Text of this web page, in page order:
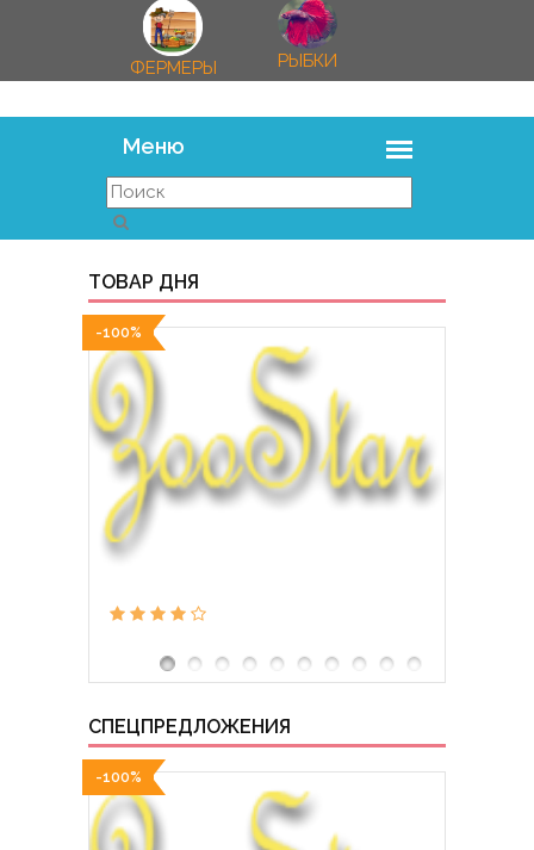
ФЕРМЕРЫ РЫБКИ
ТОВАР ДНЯ
-100%
СПЕЦПРЕДЛОЖЕНИЯ
-100%